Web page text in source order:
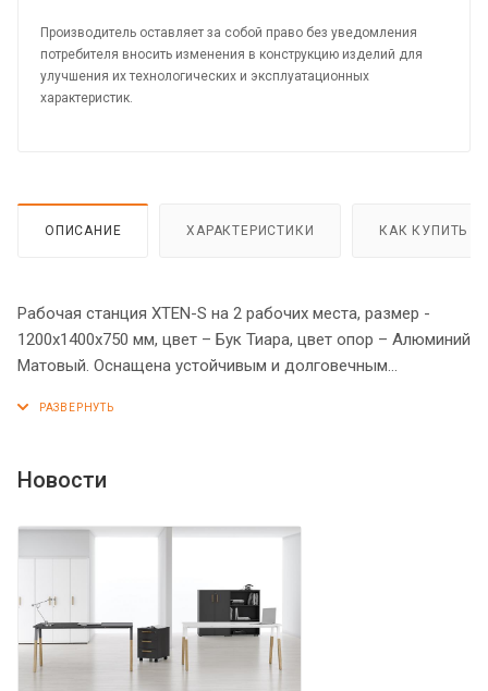
Производитель оставляет за собой право без уведомления
потребителя вносить изменения в конструкцию изделий для
улучшения их технологических и эксплуатационных
характеристик.
ОПИСАНИЕ ХАРАКТЕРИСТИКИ КАК КУПИТЬ
Рабочая станция XTEN-S на 2 рабочих места, размер -
1200х1400х750 мм, цвет – Бук Тиара, цвет опор – Алюминий
Матовый. Оснащена устойчивым и долговечным
которые прочно соединены между собой металлической
между столешницей и опорами, что создает эффект
Новости